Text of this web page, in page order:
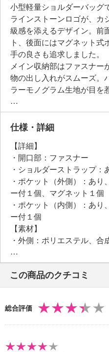
小型軽量ショルダーバッグ
ラインストーンロゴが、カ
級感を添えるデザイン。前
ト、後面にはマグネット式
手の良さも追求しました。
メイン収納部はファスナー
物の出し入れがスムーズ。
ラーモノグラム生地が目を
げてくれそうです。内側に
の整理もばっちり。
軽くコンパクトなフォルム
納できます。
仕様・詳細
【詳細】
・開口部：ファスナー
・ショルダーストラップ：
・ポケット（外側）：あ
ー付１個、マグネット１個
・ポケット（内側）：あ
ー付１個
【素材】
・外側：ポリエステル、合
・内側：ポリエステル
・ストラップ：ポリエステ
【サイズ】
・約縦２３ｃｍ×最大横２
・Ａ４サイズ：不可
【重さ】
【メンテナンス】
この商品のクチコミ
総合評価